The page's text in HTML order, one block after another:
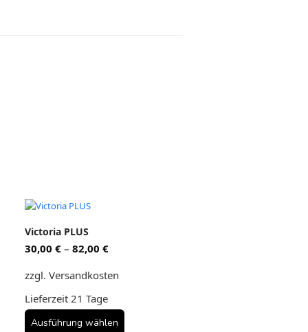
Victoria PLUS
30,00 € – 82,00 €
zzgl. Versandkosten
Lieferzeit 21 Tage
Ausführug wählen
Dieses
weist
mehrere
auf.
Optionen
können